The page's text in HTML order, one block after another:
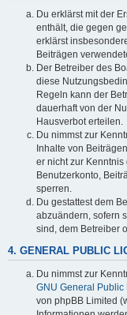
Du erklärst mit der
enthält, die gegen
erklärst
Beiträgen
Der Betreiber des
diese
Regeln kann der
dauerhaft von der
Hausverbot erteilen.
Du nimmst zur
Inhalte von
er nicht zur Kenntnis
Benutzerkonto,
sperren.
Du gestattest dem
abzuändern, sofern
sind, dem Betreiber
4. GENERAL PUBLIC
Du nimmst zur
GNU General Public
von phpBB Limited